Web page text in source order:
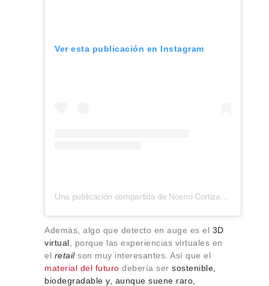
Ver esta publicación en Instagram
Además, algo que detecto en auge es el 3D
virtual , porque las experiencias virtuales en
el retail son muy interesantes. Así que el
material del futuro debería ser sostenible,
biodegradable y, aunque suene raro,